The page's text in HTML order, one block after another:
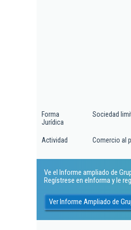
Forma
Jurídica
Sociedad
Actividad Comercio al
Ve el Informe ampliado de
Regístrese en eInforma y le
Ver Informe Ampliado de